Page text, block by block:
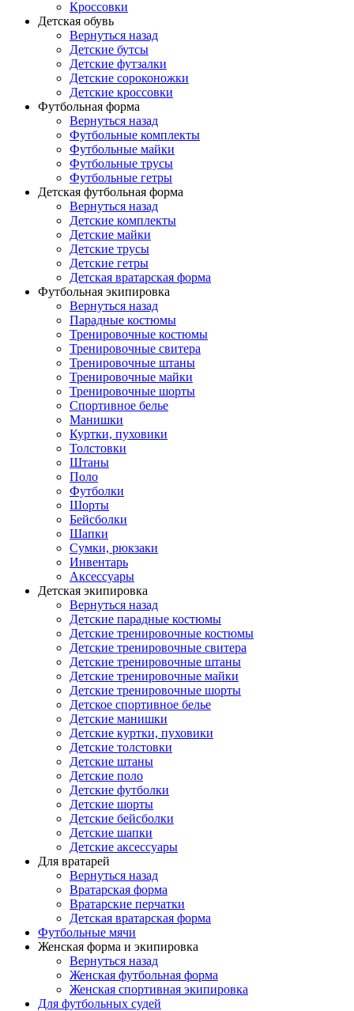
Кроссовки
Детская обувь
Вернуться назад
Детские бутсы
Детские футзалки
Детские сороконожки
Детские кроссовки
Футбольная форма
Вернуться назад
Футбольные комплекты
Футбольные майки
Футбольные трусы
Футбольные гетры
Детская футбольная форма
Вернуться назад
Детские комплекты
Детские майки
Детские трусы
Детские гетры
Детская вратарская форма
Футбольная экипировка
Вернуться назад
Парадные костюмы
Тренировочные костюмы
Тренировочные свитера
Тренировочные штаны
Тренировочные майки
Тренировочные шорты
Спортивное белье
Манишки
Куртки, пуховики
Толстовки
Штаны
Поло
Футболки
Шорты
Бейсболки
Шапки
Сумки, рюкзаки
Инвентарь
Аксессуары
Детская экипировка
Вернуться назад
Детские парадные костюмы
Детские тренировочные костюмы
Детские тренировочные свитера
Детские тренировочные штаны
Детские тренировочные майки
Детские тренировочные шорты
Детское спортивное белье
Детские манишки
Детские куртки, пуховики
Детские толстовки
Детские штаны
Детские поло
Детские футболки
Детские шорты
Детские бейсболки
Детские шапки
Детские аксессуары
Для вратарей
Вернуться назад
Вратарская форма
Вратарские перчатки
Детская вратарская форма
Футбольные мячи
Женская форма и экипировка
Вернуться назад
Женская футбольная форма
Женская спортивная экипировка
Для футбольных судей